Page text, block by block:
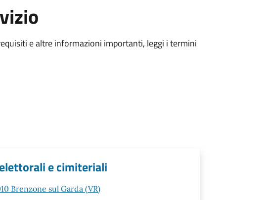
e altre informazioni importanti, leggi i termini
e cimiteriali
Brenzone sul Garda (VR)